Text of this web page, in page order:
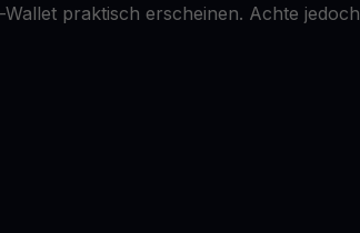
praktisch erscheinen. Achte jedoch